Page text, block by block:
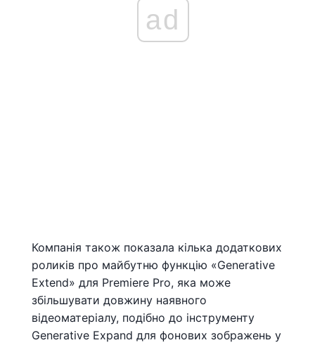
ad
Компанія також показала кілька додаткових
роликів про майбутню функцію «Generative
Extend» для Premiere Pro, яка може
збільшувати довжину наявного
відеоматеріалу, подібно до інструменту
Generative Expand для фонових зображень у